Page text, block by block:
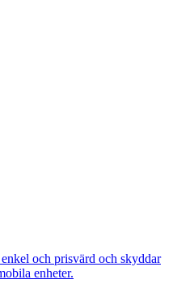
och prisvärd och skyddar
enheter.